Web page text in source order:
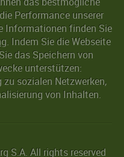
Performance unserer
Informationen finden Sie
. Indem Sie die Webseite
das Speichern von
unterstützen:
sozialen Netzwerken,
von Inhalten.
S.A. All rights reserved